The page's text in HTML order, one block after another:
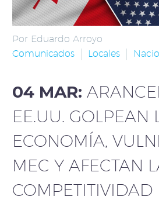
Por Eduardo Arroyo
Comunicados
Locales
04 MAR:
EE.UU. GOLPEAN
ECONOMÍA,
MEC Y AFECTAN
COMPETITIVIDAD